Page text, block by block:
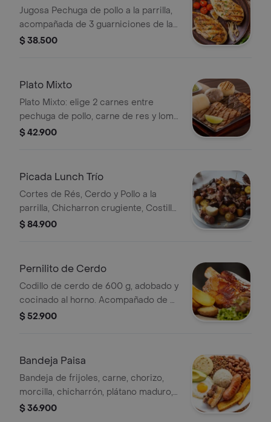
Jugosa Pechuga de pollo a la parrilla,
acompañada de 3 guarniciones de la
barra a elección.
$ 38.500
Plato Mixto
Plato Mixto: elige 2 carnes entre
pechuga de pollo, carne de res y lomo
de cerdo. Incluye 3 guarniciones a
$ 42.900
Picada Lunch Trío
Cortes de Rés, Cerdo y Pollo a la
parrilla, Chicharron crugiente, Costilla
de cerdo jugosa, chorizo y morcilla.
para 4 personas.
$ 84.900
Pernilito de Cerdo
Codillo de cerdo de 600 g, adobado y
cocinado al horno. Acompañado de 3
guarniciones de la barra a elección.
$ 52.900
Bandeja Paisa
Bandeja de frijoles, carne, chorizo,
morcilla, chicharrón, plátano maduro,
aguacate, huevo frito, arroz blanco y
$ 36.900